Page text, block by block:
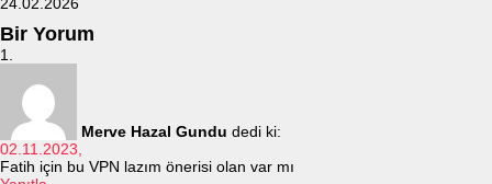
Bir Yorum
Merve Hazal Gundu dedi ki:
02.11.2023,
Fatih için bu VPN lazım önerisi olan var mı